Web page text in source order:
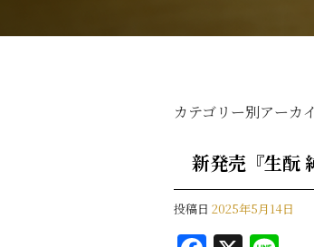
カテゴリー別アーカ
新発売『生酛
投稿日 2025年5月14日